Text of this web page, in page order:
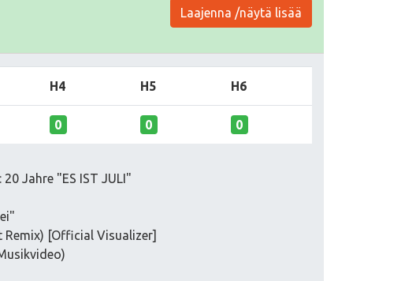
Laajenna /näytä lisää
H4 H5 H6
0 0 0
Jahre "ES IST JULI"
Remix) [Official Visualizer]